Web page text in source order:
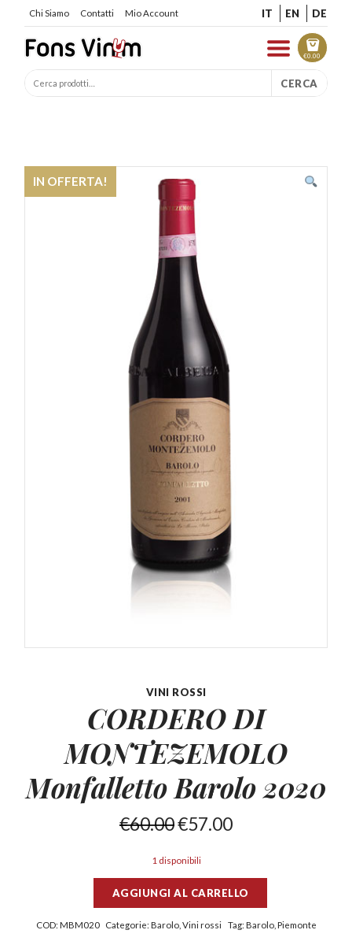
Chi Siamo Contatti Mio Account IT EN DE
€0.00
CERCA
IN OFFERTA!
VINI ROSSI
CORDERO DI
MONTEZEMOLO
Monfalletto Barolo 2020
€60.00€57.00
1 disponibili
AGGIUNGI AL CARRELLO
COD: MBM020 Categorie: Barolo Vini rossi Tag: Barolo, Piemonte